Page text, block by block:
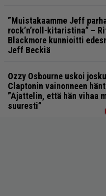
”Muistakaamme Jeff
rock’n’roll-kitaristina” –
Blackmore kunnioitti
Jeff Beckiä
Ozzy Osbourne uskoi
Claptonin vainonneen
”Ajattelin, että hän vihaa
suuresti”